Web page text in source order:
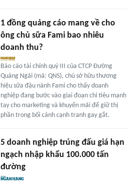
1 đồng quảng cáo mang về cho
ông chủ sữa Fami bao nhiêu
doanh thu?
Báo cáo tài chính quý III của CTCP Đường
Quảng Ngãi (mã: QNS), chủ sở hữu thương
hiệu sữa đậu nành Fami cho thấy doanh
nghiệp đang bước vào giai đoạn chi tiêu mạnh
tay cho marketing và khuyến mãi để giữ thị
phần trong bối cảnh cạnh tranh gay gắt.
5 doanh nghiệp trúng đấu giá hạn
ngạch nhập khẩu 100.000 tấn
đường